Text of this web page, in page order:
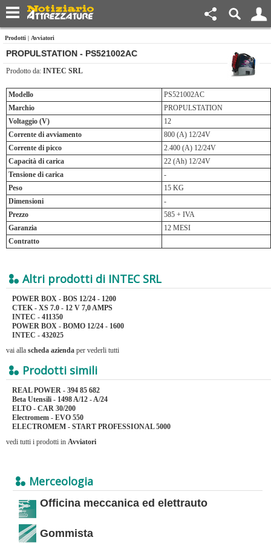
Prodotti | Avviatori
PROPULSTATION - PS521002AC
Prodotto da: INTEC SRL
Modello
PS521002AC
Marchio
PROPULSTATION
Voltaggio (V)
12
Corrente di avviamento
800 (A) 12/24V
Corrente di picco
2.400 (A) 12/24V
Capacità di carica
22 (Ah) 12/24V
Tensione di carica
-
Peso
15 KG
Dimensioni
-
Prezzo
585 + IVA
Garanzia
12 MESI
Contratto
Altri prodotti di INTEC SRL
POWER BOX - BOS 12/24 - 1200
CTEK - XS 7.0 - 12 V 7,0 AMPS
INTEC - 411350
POWER BOX - BOMO 12/24 - 1600
INTEC - 432025
vai alla scheda azienda per vederli tutti
Prodotti simili
REAL POWER - 394 85 682
Beta Utensili - 1498 A/12 - A/24
ELTO - CAR 30/200
Electromem - EVO 550
ELECTROMEM - START PROFESSIONAL 5000
vedi tutti i prodotti in Avviatori
Merceologia
Officina meccanica ed elettrauto
Gommista